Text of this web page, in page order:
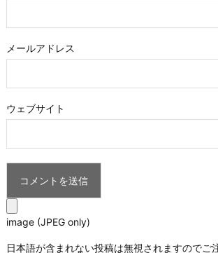
メールアドレス
ウェブサイト
image (JPEG only)
日本語が含まれない投稿は無視されますのでご